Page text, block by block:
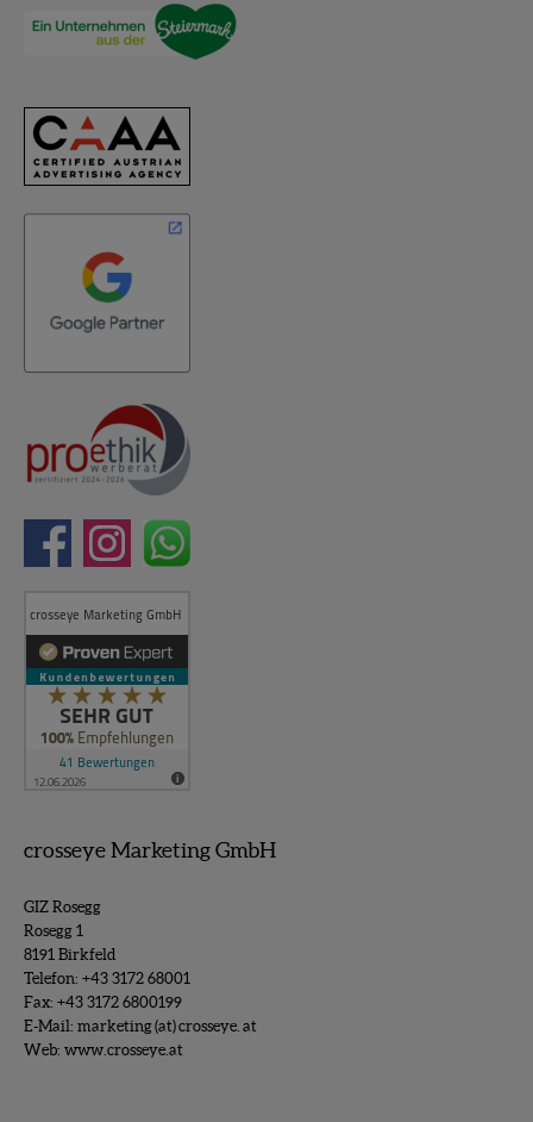
crosseye Marketing GmbH
GIZ Rosegg
Rosegg 1
8191 Birkfeld
Telefon: +43 3172 68001
Fax: +43 3172 6800199
E-Mail: marketing (at) crosseye. at
Web: www.crosseye.at